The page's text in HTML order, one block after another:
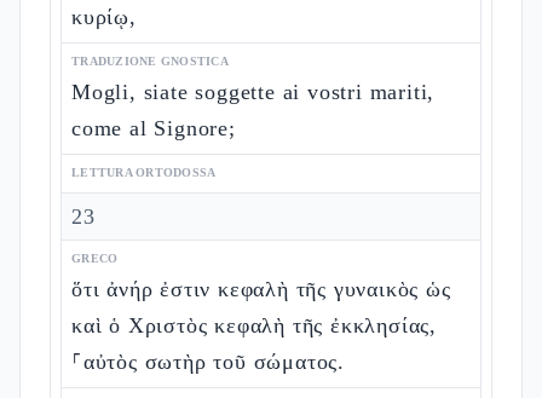
κυρίῳ,
TRADUZIONE GNOSTICA
Mogli, siate soggette ai vostri mariti,
come al Signore;
LETTURA ORTODOSSA
23
GRECO
ὅτι ἀνήρ ἐστιν κεφαλὴ τῆς γυναικὸς ὡς
καὶ ὁ Χριστὸς κεφαλὴ τῆς ἐκκλησίας,
⸀αὐτὸς σωτὴρ τοῦ σώματος.